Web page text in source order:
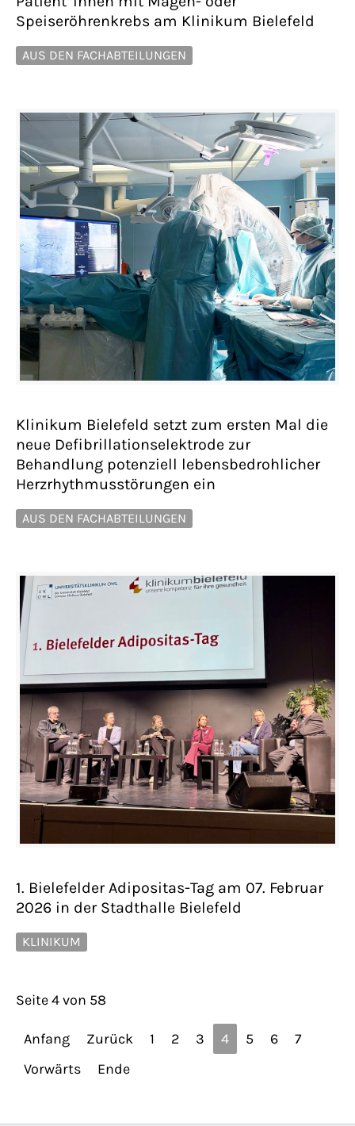
Speiseröhrenkrebs am Klinikum Bielefeld
AUS DEN FACHABTEILUNGEN
Klinikum Bielefeld setzt zum ersten Mal die
neue Defibrillationselektrode zur
Behandlung potenziell lebensbedrohlicher
Herzrhythmusstörungen ein
AUS DEN FACHABTEILUNGEN
1. Bielefelder Adipositas-Tag am 07. Februar
2026 in der Stadthalle Bielefeld
KLINIKUM
Seite 4 von 58
Anfang Zurück 1 2 3 4 5 6
7
Vorwärts
Ende